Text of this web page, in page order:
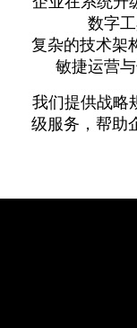
数字
复杂的技术架
敏捷运营
我们提供战略
级服务，帮助